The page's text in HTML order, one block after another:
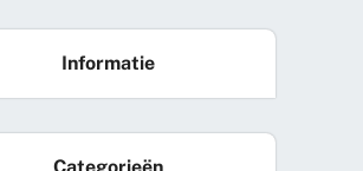
Informatie
Home
Categorieën